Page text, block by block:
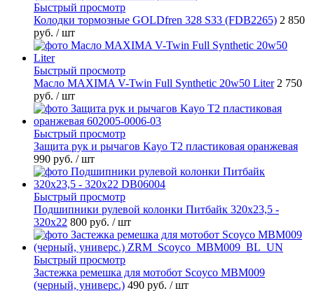
Быстрый просмотр
Колодки тормозные GOLDfren 328 S33 (FDB2265) 2 850
руб. / шт
Быстрый просмотр
Масло MAXIMA V-Twin Full Synthetic 20w50 Liter 2 750
руб. / шт
Быстрый просмотр
Защита рук и рычагов Kayo T2 пластиковая оранжевая
990 руб. / шт
Быстрый просмотр
Подшипники рулевой колонки Питбайк 320x23,5 -
320x22 800 руб. / шт
Быстрый просмотр
Застежка ремешка для мотобот Scoyco MBM009
(черный, универс.) 490 руб. / шт